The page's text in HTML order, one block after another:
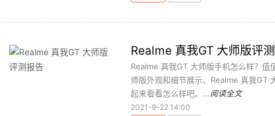
Realme 真我GT 大师版评
Realme 真我GT 大师版手机怎么样？
师版外观和细节展示、Realme 真我GT
起来看看怎么样吧。...阅读全文
2021-9-22 14:00